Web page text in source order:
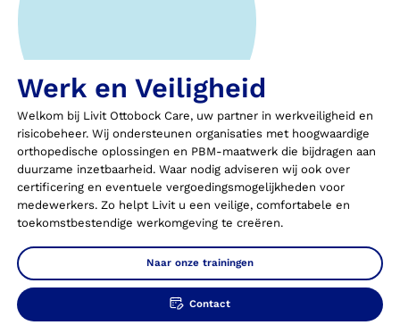
Werk en Veiligheid
Welkom bij Livit Ottobock Care, uw partner in werkveiligheid en
risicobeheer. Wij ondersteunen organisaties met hoogwaardige
orthopedische oplossingen en PBM-maatwerk die bijdragen aan
duurzame inzetbaarheid. Waar nodig adviseren wij ook over
certificering en eventuele vergoedingsmogelijkheden voor
medewerkers. Zo helpt Livit u een veilige, comfortabele en
toekomstbestendige werkomgeving te creëren.
Naar onze trainingen
Contact